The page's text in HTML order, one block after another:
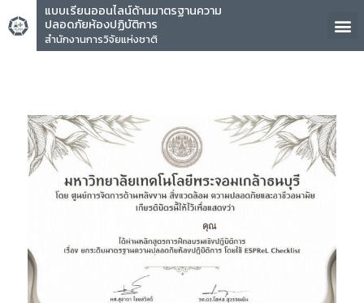
แบบเรียนออนไลน์ด้านมาตรฐานความ
ปลอดภัยห้องปฏิบัติการ
สำนักงานการวิจัยแห่งชาติ
คุณ